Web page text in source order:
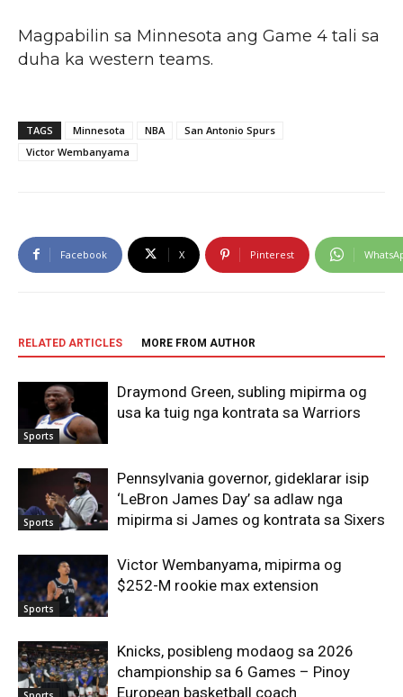
Magpabilin sa Minnesota ang Game 4 tali sa
duha ka western teams.
TAGS Minnesota NBA
San Antonio Spurs
Victor Wembanyama
Facebook X Pinterest
RELATED ARTICLES MORE FROM AUTHOR
Sports
Draymond Green, subling mipirma og
usa ka tuig nga kontrata sa Warriors
Sports
Pennsylvania governor, gideklarar isip
‘LeBron James Day’ sa adlaw nga
mipirma si James og kontrata sa Sixers
Sports
Victor Wembanyama, mipirma og
$252-M rookie max extension
Knicks, posibleng modaog sa 2026
championship sa 6 Games – Pinoy
European basketball coach